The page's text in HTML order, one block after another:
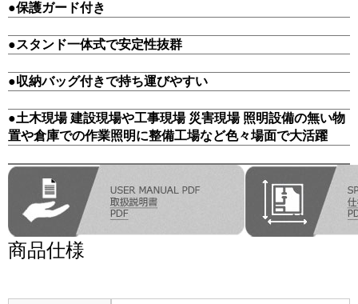
●保護ガード付き
●スタンド一体式で安定性抜群
●収納バッグ付きで持ち運びやすい
●土木現場 建設現場や工事現場 災害現場 照明設備の無い物
置や倉庫での作業照明に整備工場など色々場面で大活躍
商品仕様